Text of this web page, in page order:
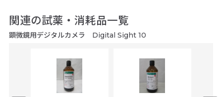
関連の試薬・消耗品一覧
顕微鏡用デジタルカメラ Digital Sight 10